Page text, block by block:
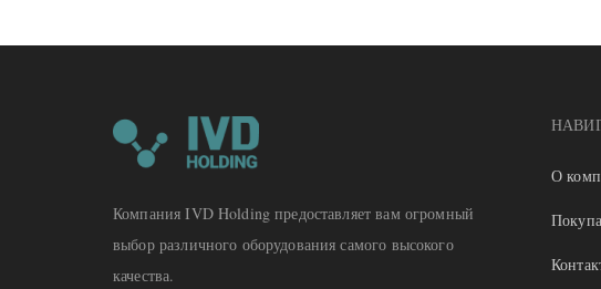
Компания IVD Holding предоставляет вам огромный
выбор различного оборудования самого высокого
качества.
О